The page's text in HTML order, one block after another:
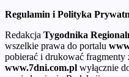
Regulamin i Polityka
Redakcja Tygodnika
wszelkie prawa do portalu
pobierać i drukować
www.7dni.com.pl wyłącznie